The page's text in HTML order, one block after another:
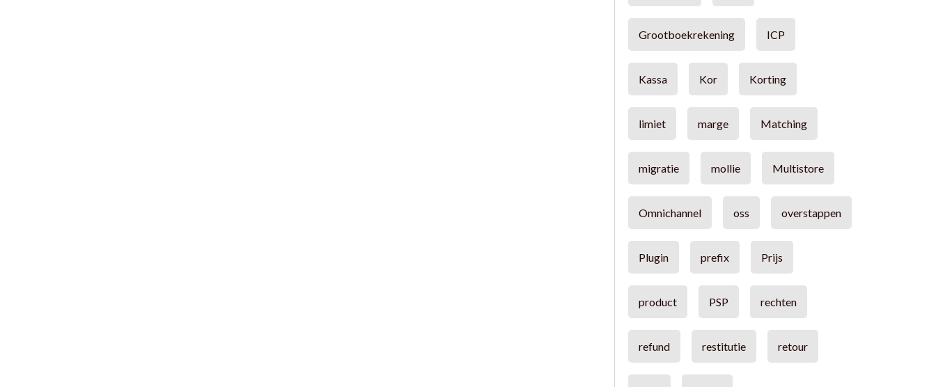
Grootboekrekening ICP
Kassa Kor Korting
limiet marge Matching
migratie mollie Multistore
Omnichannel oss overstappen
Plugin prefix Prijs
product PSP rechten
refund restitutie retour